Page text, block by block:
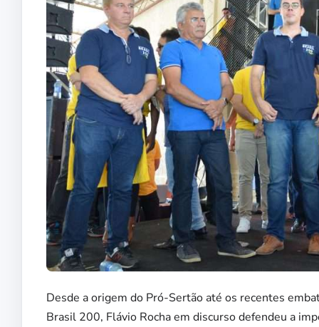
Desde a origem do Pró-Sertão até os recentes
Brasil 200, Flávio Rocha em discurso defendeu a